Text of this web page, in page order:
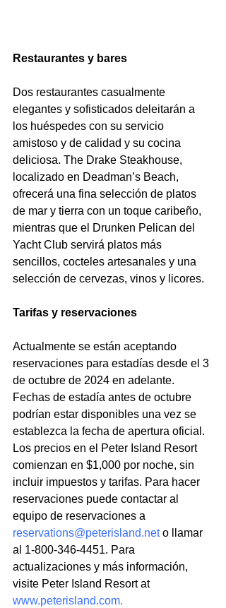
Restaurantes y bares
Dos restaurantes casualmente
elegantes y sofisticados deleitarán a
los huéspedes con su servicio
amistoso y de calidad y su cocina
deliciosa. The Drake Steakhouse,
localizado en Deadman’s Beach,
ofrecerá una fina selección de platos
de mar y tierra con un toque caribeño,
mientras que el Drunken Pelican del
Yacht Club servirá platos más
sencillos, cocteles artesanales y una
selección de cervezas, vinos y licores.
Tarifas y reservaciones
Actualmente se están aceptando
reservaciones para estadías desde el 3
de octubre de 2024 en adelante.
Fechas de estadía antes de octubre
podrían estar disponibles una vez se
establezca la fecha de apertura oficial.
Los precios en el Peter Island Resort
comienzan en $1,000 por noche, sin
incluir impuestos y tarifas. Para hacer
reservaciones puede contactar al
equipo de reservaciones a
reservations@peterisland.net o llamar
al 1-800-346-4451. Para
actualizaciones y más información,
visite Peter Island Resort at
www.peterisland.com.